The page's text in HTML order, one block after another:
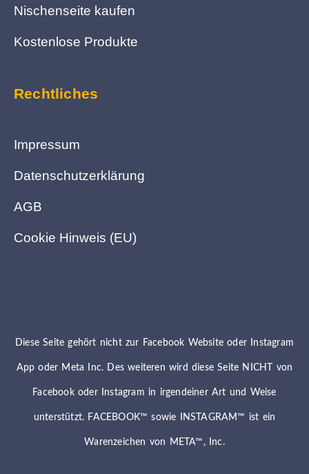
Nischenseite kaufen
Kostenlose Produkte
Rechtliches
Impressum
Datenschutzerklärung
AGB
Cookie Hinweis (EU)
Diese Seite gehört nicht zur Facebook Website oder Instagram
App oder Meta Inc. Des weiteren wird diese Seite NICHT von
Facebook oder Instagram in irgendeiner Art und Weise
unterstützt. FACEBOOK™ sowie INSTAGRAM™ ist ein
Warenzeichen von META™, Inc.